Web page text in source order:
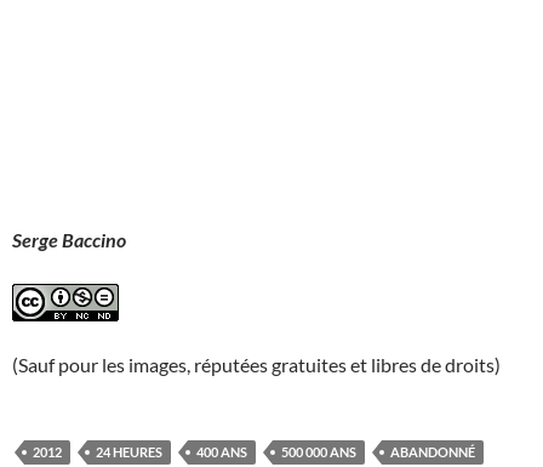
Serge Baccino
(Sauf pour les images, réputées gratuites et libres de droits)
2012 24 HEURES 400 ANS 500 000 ANS ABANDONNÉ